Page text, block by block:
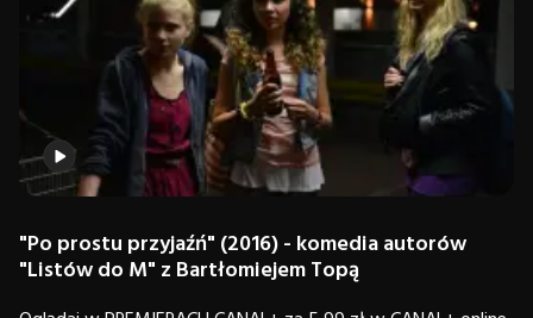
"Po prostu przyjaźń" (2016) - komedia autorów
"Listów do M" z Bartłomiejem Topą